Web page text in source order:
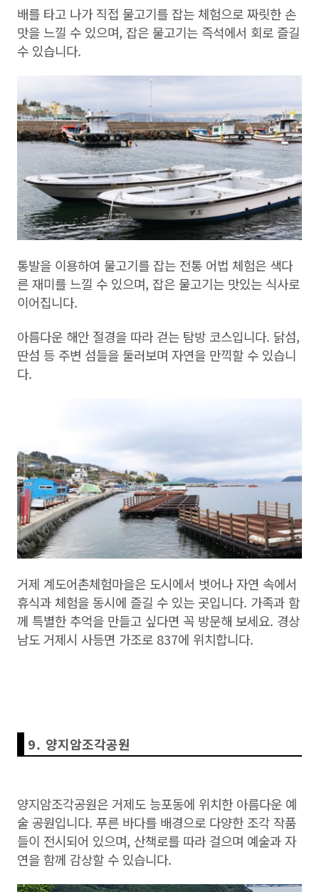
배를 타고 나가 직접 물고기를 잡는 체험으로 짜릿한 손
맛을 느낄 수 있으며, 잡은 물고기는 즉석에서 회로 즐길
수 있습니다.
통발을 이용하여 물고기를 잡는 전통 어법 체험은 색다
른 재미를 느낄 수 있으며, 잡은 물고기는 맛있는 식사로
이어집니다.
아름다운 해안 절경을 따라 걷는 탐방 코스입니다. 닭섬,
딴섬 등 주변 섬들을 둘러보며 자연을 만끽할 수 있습니
다.
거제 계도어촌체험마을은 도시에서 벗어나 자연 속에서
휴식과 체험을 동시에 즐길 수 있는 곳입니다. 가족과 함
께 특별한 추억을 만들고 싶다면 꼭 방문해 보세요. 경상
남도 거제시 사등면 가조로 837에 위치합니다.
9. 양지암조각공원
양지암조각공원은 거제도 능포동에 위치한 아름다운 예
술 공원입니다. 푸른 바다를 배경으로 다양한 조각 작품
들이 전시되어 있으며, 산책로를 따라 걸으며 예술과 자
연을 함께 감상할 수 있습니다.